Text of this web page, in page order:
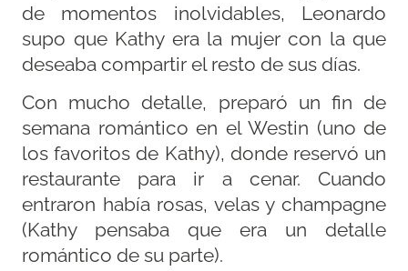
de momentos inolvidables, Leonardo
supo que Kathy era la mujer con la que
deseaba compartir el resto de sus días.
Con mucho detalle, preparó un fin de
semana romántico en el Westin (uno de
los favoritos de Kathy), donde reservó un
restaurante para ir a cenar. Cuando
entraron había rosas, velas y champagne
(Kathy pensaba que era un detalle
romántico de su parte).